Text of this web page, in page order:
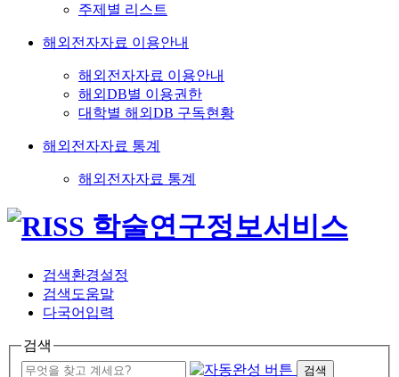
주제별 리스트
해외전자자료 이용안내
해외전자자료 이용안내
해외DB별 이용권한
대학별 해외DB 구독현황
해외전자자료 통계
해외전자자료 통계
검색환경설정
검색도움말
다국어입력
검색
검색